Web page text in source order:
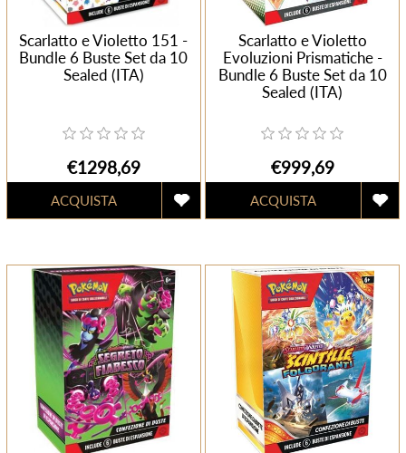
Scarlatto e Violetto 151 -
Bundle 6 Buste Set da 10
Sealed (ITA)
€1298,69
Scarlatto e Violetto
Evoluzioni Prismatiche -
Bundle 6 Buste Set da 10
Sealed (ITA)
€999,69